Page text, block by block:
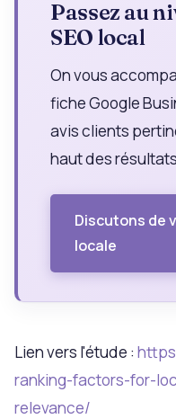
Passez au
SEO local
On vous
fiche Google
avis clients
haut des
Discutons de
locale
Lien vers l'étude :
ranking-factors-for-
relevance/